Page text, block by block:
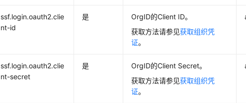
ssf.login.oauth2.clie
nt-id
是
OrgID的Client ID。
获取方法请参见获取组织凭
证。
ssf.login.oauth2.clie
nt-secret
是
OrgID的Client Secret。
获取方法请参见获取组织凭
证。